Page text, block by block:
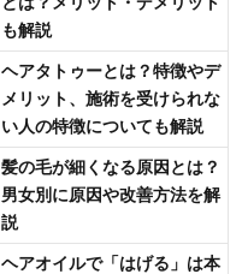
も解説
ヘアタトゥーとは？特徴やデ
メリット、施術を受けられな
い人の特徴についても解説
髪の毛が細くなる原因とは？
男女別に原因や改善方法を解
説
ヘアオイルで「はげる」は本